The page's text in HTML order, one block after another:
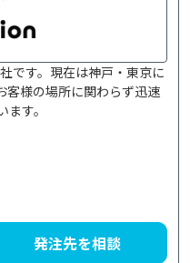
です。現在は神戸・東京に
客様の場所に関わらず迅速
す。
発注先を相談